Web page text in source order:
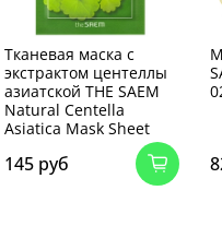
Тканевая маска с
экстрактом центеллы
азиатской THE SAEM
Natural Centella
Asiatica Mask Sheet
145 руб